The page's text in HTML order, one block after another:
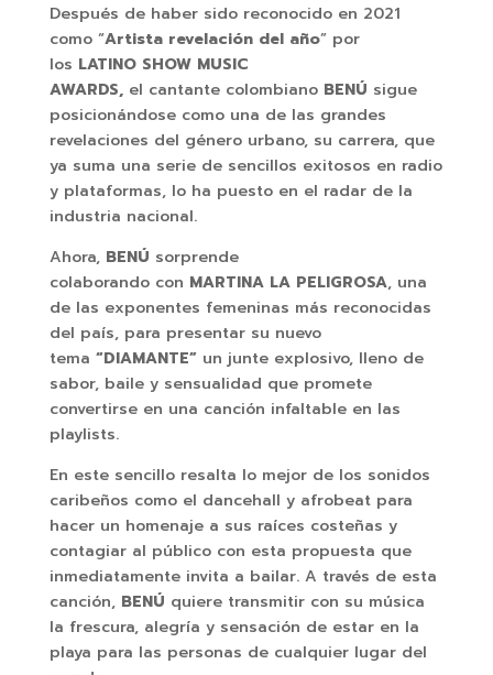
Después de haber sido reconocido en 2021
como “Artista revelación del año” por
los LATINO SHOW MUSIC
AWARDS, el cantante colombiano BENÚ sigue
posicionándose como una de las grandes
revelaciones del género urbano, su carrera, que
ya suma una serie de sencillos exitosos en radio
y plataformas, lo ha puesto en el radar de la
industria nacional.
Ahora, BENÚ sorprende
colaborando con MARTINA LA PELIGROSA, una
de las exponentes femeninas más reconocidas
del país, para presentar su nuevo
tema “DIAMANTE”un junte explosivo, lleno de
sabor, baile y sensualidad que promete
convertirse en una canción infaltable en las
playlists.
En este sencillo resalta lo mejor de los sonidos
caribeños como el dancehall y afrobeat para
hacer un homenaje a sus raíces costeñas y
contagiar al público con esta propuesta que
inmediatamente invita a bailar. A través de esta
canción, BENÚ quiere transmitir con su música
la frescura, alegría y sensación de estar en la
playa para las personas de cualquier lugar del